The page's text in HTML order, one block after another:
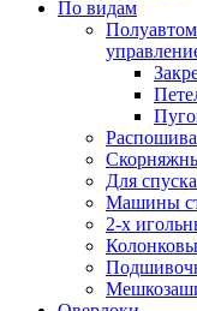
По видам
Для
Машины
2-х